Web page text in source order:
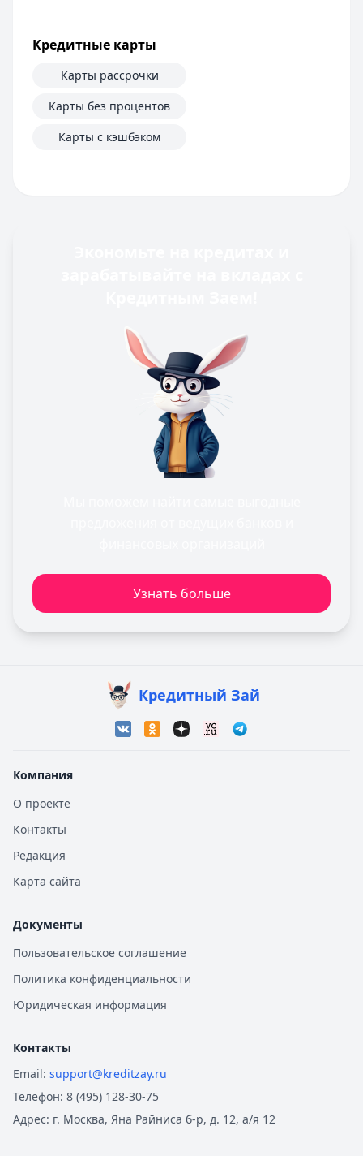
Кредитные карты
Карты рассрочки
Карты без процентов
Карты с кэшбэком
Узнать больше
Кредитный Зай
Компания
О проекте
Контакты
Редакция
Карта сайта
Документы
Пользовательское соглашение
Политика конфиденциальности
Юридическая информация
Контакты
Email: support@kreditzay.ru
Телефон: 8 (495) 128-30-75
Адрес: г. Москва, Яна Райниса б-р, д. 12, а/я 12